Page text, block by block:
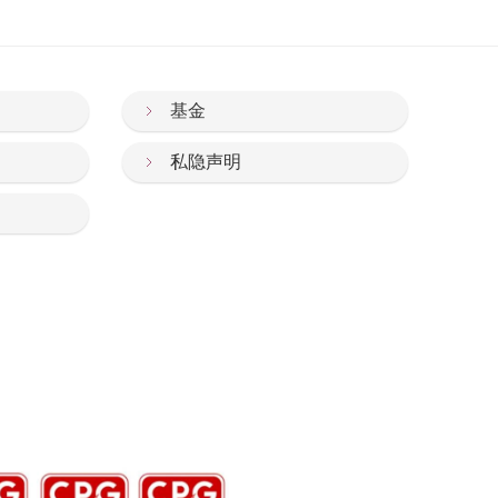
基金
私隐声明